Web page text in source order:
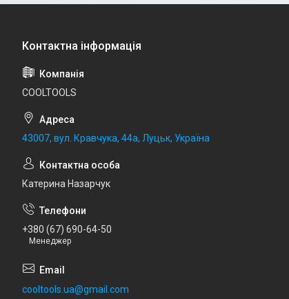
COOLTOOLS
43007, вул. Кравчука, 44а, Луцьк, Україна
Катерина Назарчук
+380 (67) 690-64-50
Менеджер
cooltools.ua@gmail.com